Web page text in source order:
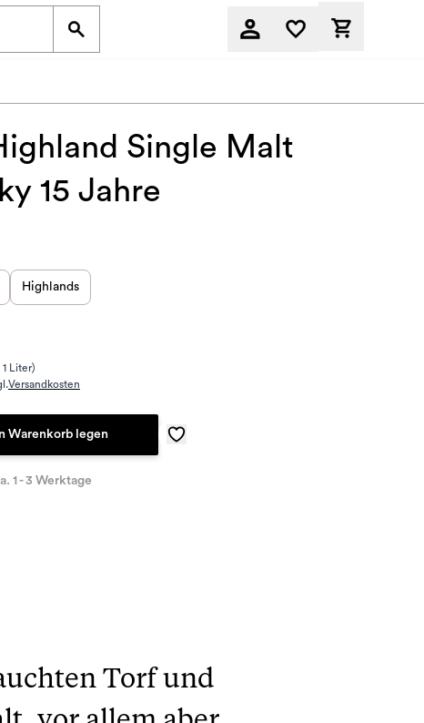
Single Malt
15 Jahre
Highlands
1 Liter)
Versandkosten
Warenkorb legen
1 - 3 Werktage
Torf und